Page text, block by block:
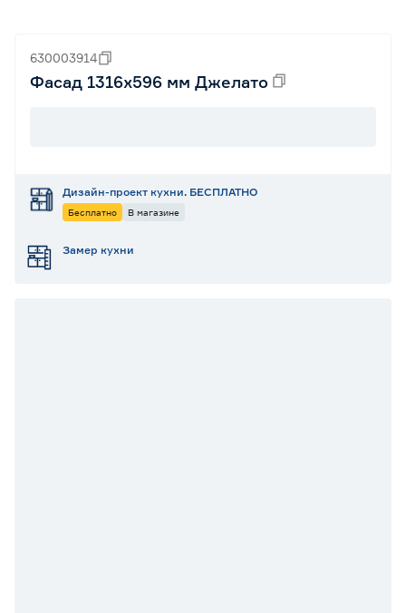
630003914
Фасад 1316х596 мм Джелато
Дизайн-проект кухни. БЕСПЛАТНО
Бесплатно В магазине
Замер кухни